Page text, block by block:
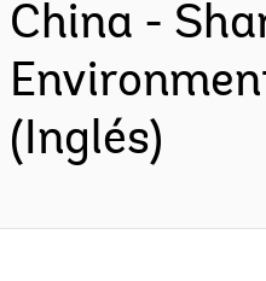
China -
(Inglés)